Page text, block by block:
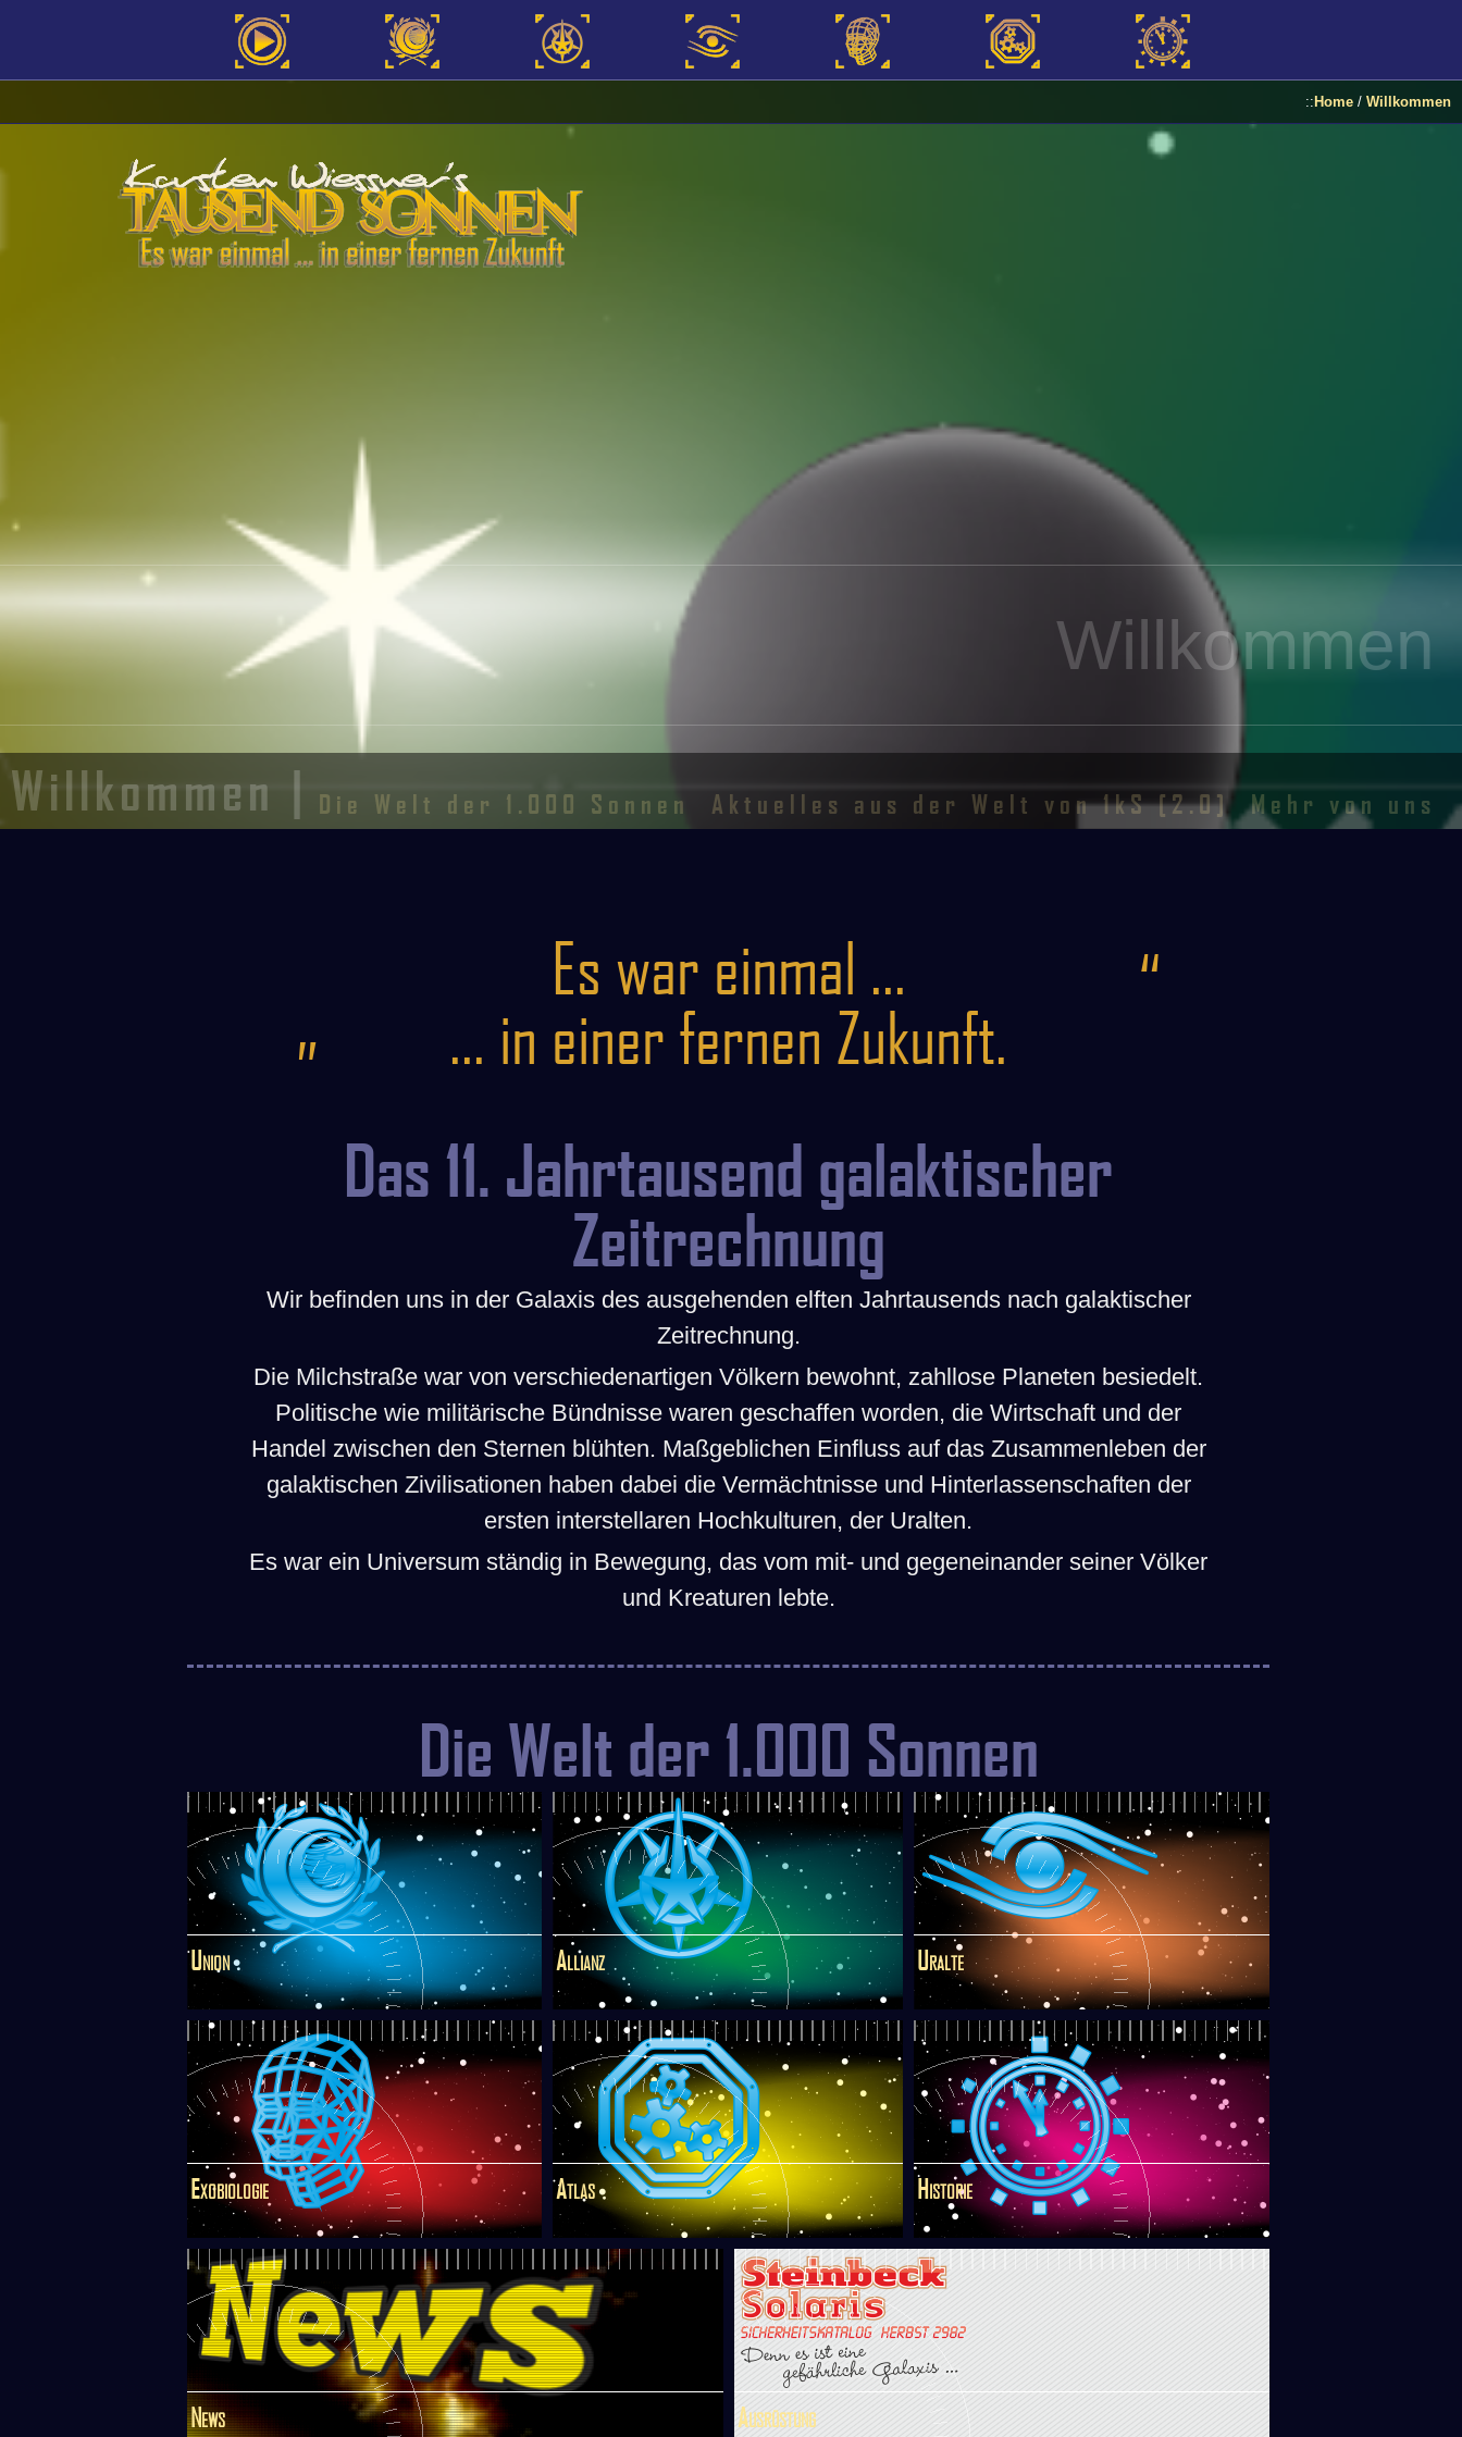
:: Home / Willkommen
Willkommen
Willkommen | Die Welt der 1.000 Sonnen Aktuelles aus der Welt von 1kS [2.0] Mehr von uns
„
Es war einmal ...
... in einer fernen Zukunft.
“
Das 11. Jahrtausend galaktischer
Zeitrechnung
Wir befinden uns in der Galaxis des ausgehenden elften Jahrtausends nach galaktischer
Zeitrechnung.
Die Milchstraße war von verschiedenartigen Völkern bewohnt, zahllose Planeten besiedelt.
Politische wie militärische Bündnisse waren geschaffen worden, die Wirtschaft und der
Handel zwischen den Sternen blühten. Maßgeblichen Einfluss auf das Zusammenleben der
galaktischen Zivilisationen haben dabei die Vermächtnisse und Hinterlassenschaften der
ersten interstellaren Hochkulturen, der Uralten.
Es war ein Universum ständig in Bewegung, das vom mit- und gegeneinander seiner Völker
und Kreaturen lebte.
Die Welt der 1.000 Sonnen
Union
Exobiologie
Allianz
Atlas
Uralte
Historie
News Ausrüstung